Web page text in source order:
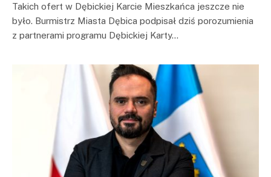
Takich ofert w Dębickiej Karcie Mieszkańca jeszcze nie
było. Burmistrz Miasta Dębica podpisał dziś porozumienia
z partnerami programu Dębickiej Karty…